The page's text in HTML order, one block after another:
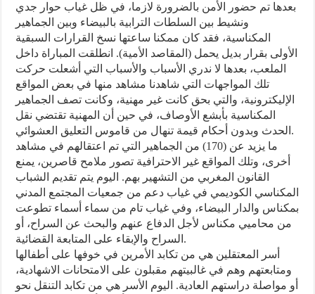
بعدها تم حضور الأمن بالضرورة لازما، في ظل غياب حوار جدي
ونشيط بين السلطات الترابية بالبيضاء وبين الجماهير
المكناسية، فقد كان ممكنا ساعتها نسخ القرارات السبقية
الأولى بقرار بديل يحمل (المقاصد الأمية). انطلقت المباراة داخل
الملعب، بعدها لا ندري الأسباب والأسباب التي أشعلت حركت
تلك المواجهات التي شاهدنا مشاهد منها في بعض المواقع
الإليكترونية، والتي بحق كانت غير مهنية، وكانت تصف الجماهير
المكناسية بأبشع الأوصاف، في حين أن المهنية تقتضي نقل
الحدث وبدون أحكام قيمة تنهال من قاموس التعليق العشوائي.
ما يزيد عن (170) من الجماهير التي تم اعتقالهم في مشاهد
أخرى، وتلك المواقع غير الاحترافية تصور ملامح قاصرين، يمنع
القانون المغربي من التشهير بهم. اليوم يتم تقديم الشباب
المكناسي الكوديمي في غياب دعم من جمعيات المجتمع المدني
بمكناس والدار البيضاء، وفي غياب تام من سماء أسماء تطوعت
من محاميي مكناس لأجل الدفاع عنهم والبحث عن السراح، أو
السراح والإبقاء على المتابعة القضائية.
أسر المعتقلين هي من تكابد الأمرين في خوفها على أطفالها
ومتابعتهم وهم في غالبيتهم مقبلون على الامتحانات الاشهادية،
أو مواصلة دراستهم العادية. اليوم الأسر هي من تكابد التنقل نحو